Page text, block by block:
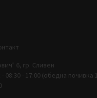
6, гр. Сливен
08:30 - 17:00 (обедна почивка